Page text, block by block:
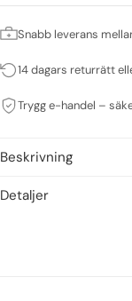
Snabb leverans
14 dagars returrätt
Trygg e-handel –
Beskrivning
Detaljer